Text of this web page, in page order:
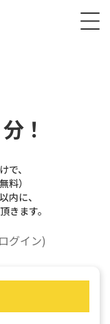
分！
で、
料）
内に、
きます。
グイン)